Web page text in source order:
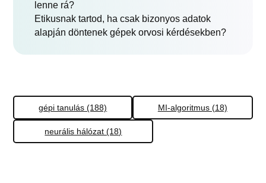
lenne rá?
Etikusnak tartod, ha csak bizonyos adatok
alapján döntenek gépek orvosi kérdésekben?
gépi tanulás (188) MI-algoritmus (18)
neurális hálózat (18)